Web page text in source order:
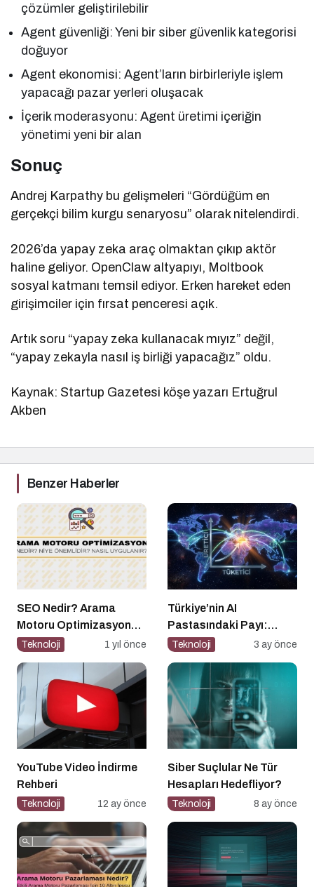
çözümler geliştirilebilir
Agent güvenliği: Yeni bir siber güvenlik kategorisi
doğuyor
Agent ekonomisi: Agent’ların birbirleriyle işlem
yapacağı pazar yerleri oluşacak
İçerik moderasyonu: Agent üretimi içeriğin
yönetimi yeni bir alan
Sonuç
Andrej Karpathy bu gelişmeleri “Gördüğüm en
gerçekçi bilim kurgu senaryosu” olarak nitelendirdi.
2026’da yapay zeka araç olmaktan çıkıp aktör
haline geliyor. OpenClaw altyapıyı, Moltbook
sosyal katmanı temsil ediyor. Erken hareket eden
girişimciler için fırsat penceresi açık.
Artık soru “yapay zeka kullanacak mıyız” değil,
“yapay zekayla nasıl iş birliği yapacağız” oldu.
Kaynak: Startup Gazetesi köşe yazarı Ertuğrul
Akben
Benzer Haberler
SEO Nedir? Arama
Motoru Optimizasyonu
Nasıl Yapılır?
Teknoloji 1 yıl önce
Türkiye’nin AI
Pastasındaki Payı:
Üretici mi, Tüketici mi?
Teknoloji 3 ay önce
YouTube Video İndirme
Rehberi
Teknoloji 12 ay önce
Siber Suçlular Ne Tür
Hesapları Hedefliyor?
Teknoloji 8 ay önce